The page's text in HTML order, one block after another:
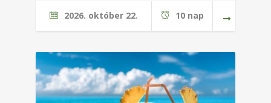
2026. október 22. 10 nap